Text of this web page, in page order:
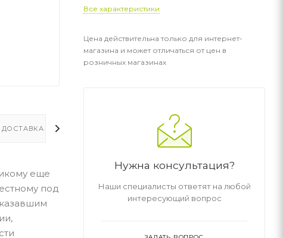
ДОСТАВКА
еще
под
Все характеристики
Цена действительна только для интернет-
магазина и может отличаться от цен в
розничных магазинах
Нужна консультация?
Наши специалисты ответят на любой
интересующий вопрос